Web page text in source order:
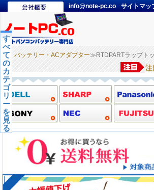
info@note-pc.co サイトマッ
バッテリー・ACアダプター≫RTDPARTラップト
注
す
べ
て
の
カ
テ
ゴ
リ
ー
を
見
る